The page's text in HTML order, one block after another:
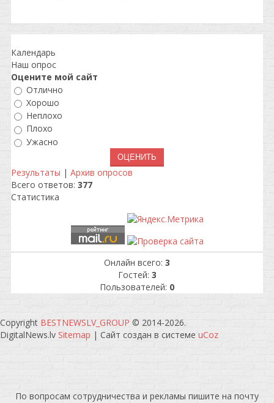
Календарь
Наш опрос
Оцените мой сайт
Отлично
Хорошо
Неплохо
Плохо
Ужасно
Результаты | Архив опросов
Всего ответов: 377
Статистика
Онлайн всего: 3
Гостей: 3
Пользователей: 0
Copyright BESTNEWSLV_GROUP © 2014-2026.
DigitalNews.lv Sitemap | Сайт создан в системе uCoz
По вопросам сотрудничества и рекламы пишите на почту